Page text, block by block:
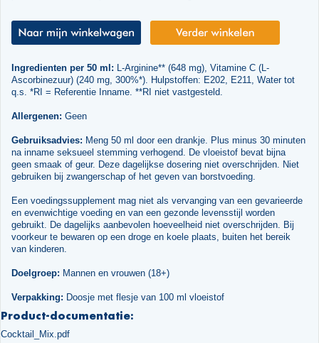
Ingredienten per 50 ml: L-Arginine** (648 mg), Vitamine C (L-
Ascorbinezuur) (240 mg, 300%*). Hulpstoffen: E202, E211, Water tot
q.s. *RI = Referentie Inname. **RI niet vastgesteld.
Allergenen: Geen
Gebruiksadvies: Meng 50 ml door een drankje. Plus minus 30 minuten
na inname seksueel stemming verhogend. De vloeistof bevat bijna
geen smaak of geur. Deze dagelijkse dosering niet overschrijden. Niet
gebruiken bij zwangerschap of het geven van borstvoeding.
Een voedingssupplement mag niet als vervanging van een gevarieerde
en evenwichtige voeding en van een gezonde levensstijl worden
gebruikt. De dagelijks aanbevolen hoeveelheid niet overschrijden. Bij
voorkeur te bewaren op een droge en koele plaats, buiten het bereik
van kinderen.
Doelgroep: Mannen en vrouwen (18+)
Verpakking: Doosje met flesje van 100 ml vloeistof
Product-documentatie:
Cocktail_Mix.pdf